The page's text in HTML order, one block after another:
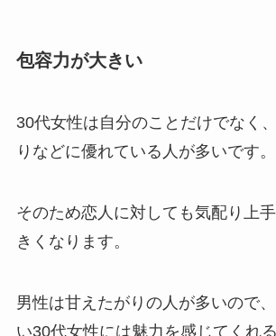
包容力が大きい
30代女性は自分のことだけでなく
りなどに優れている人が多いです。
そのため恋人に対しても気配り上
きくなります。
男性は甘えたがりの人が多いので
い30代女性には魅力を感じてくれる